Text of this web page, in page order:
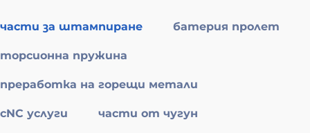
части за штампиране батерия пролет
торсионна пружина
преработка на горещи метали
cNC услуги части от чугун